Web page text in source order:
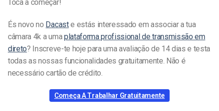
Toca a começar!
És novo no Dacaste estás interessado em associar a tua
câmara 4k a umaplataforma profissional de transmissão em
direto? Inscreve-te hoje para uma avaliação de 14 dias e testa
todas as nossas funcionalidades gratuitamente. Não é
necessário cartão de crédito.
Começa A Trabalhar Gratuitamente